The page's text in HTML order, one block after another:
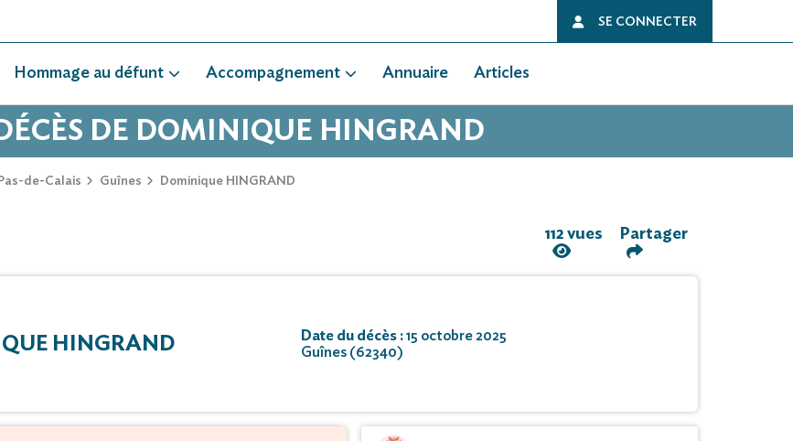
SE CONNECTER
Hommage au défunt Accompagnement Annuaire Articles
DE DOMINIQUE HINGRAND
Pas-de-Calais Guînes Dominique HINGRAND
112 vues Partager
HINGRAND Date du décès :15 octobre 2025
Guînes (62340)